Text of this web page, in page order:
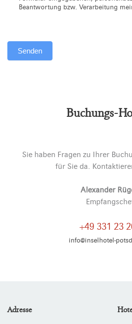
Beantwortung bzw. Verarbeitung
Senden
Buchungs-
Sie haben Fragen zu Ihrer
für Sie da.
Alexander
+49 331 23
info@inselhotel-
Adresse